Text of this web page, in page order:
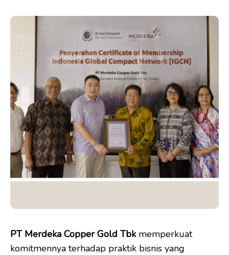
PT Merdeka Copper Gold Tbkmemperkuat
komitmennya terhadap praktik bisnis yang